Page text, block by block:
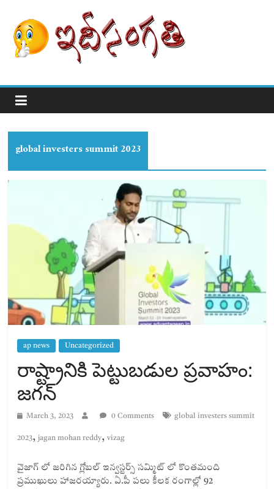
global investers summit 2023
ap news Uncategorized
రాష్ట్రానికి పెట్టుబడుల ప్రవాహం:
జగన్
March 3, 2023 0 Comments global investers summit
2023,jagan mohan reddy,vizag
వైజాగ్ లో జరిగిన గ్లోబల్ ఇన్వస్టర్స్ సమ్మిట్ లో కొంతమంది
ప్రముఖులు హాజరయ్యారు. ఏ.పీ పలు కీలక రంగాల్లో 92